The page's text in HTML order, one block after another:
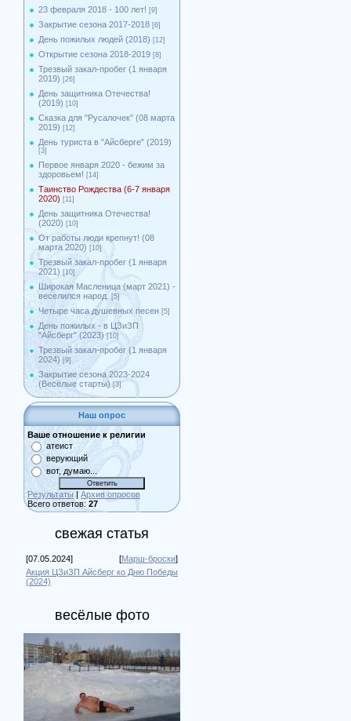
23 февраля 2018 - 100 лет! [9]
Закрытие сезона 2017-2018 [6]
День пожилых людей (2018) [12]
Открытие сезона 2018-2019 [8]
Трезвый закал-пробег (1 января
2019) [26]
День защитника Отечества!
(2019) [10]
Сказка для "Русалочек" (08 марта
2019) [12]
День туриста в "Айсберге" (2019)
[3]
Первое января 2020 - бежим за
здоровьем! [14]
Таинство Рождества (6-7 января
2020) [11]
День защитника Отечества!
(2020) [10]
От работы люди крепнут! (08
марта 2020) [10]
Трезвый закал-пробег (1 января
2021) [10]
Широкая Масленица (март 2021) -
веселился народ.
[5]
Четыре часа душевных песен [5]
День пожилых - в ЦЗиЗП
"Айсберг" (2023) [10]
Трезвый закал-пробег (1 января
2024) [9]
Закрытие сезона 2023-2024
(Весёлые старты) [3]
Наш опрос
Ваше отношение к религии
атеист
верующий
вот, думаю...
Результаты | Архив опросов
Всего ответов: 27
свежая статья
[07.05.2024] [Марш-броски]
Акция ЦЗиЗП Айсберг ко Дню Победы
(2024)
весёлые фото